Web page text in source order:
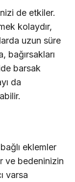
de etkiler.
kolaydır,
uzun süre
bağırsakları
barsak
da
eklemler
ve bedeninizin
varsa